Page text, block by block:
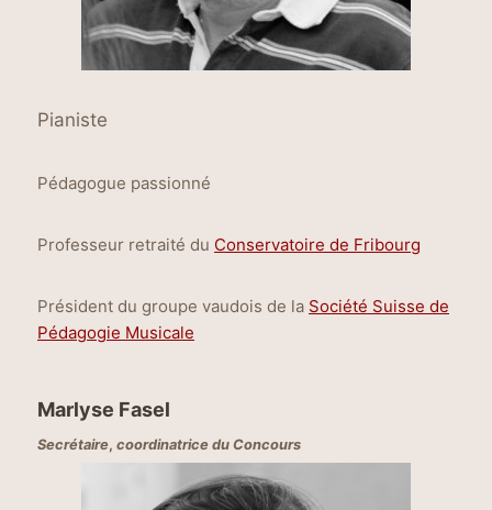
Pianiste
Pédagogue passionné
Professeur retraité du Conservatoire de Fribourg
Président du groupe vaudois de la Société Suisse de
Pédagogie Musicale
Marlyse Fasel
Secrétaire, coordinatrice du Concours